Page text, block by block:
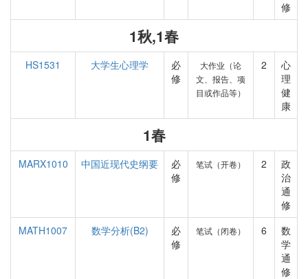
修
1秋,1春
HS1531 大学生心理学
必
修
大作业（论
文、报告、项
目或作品等）
2
心
理
健
康
1春
MARX1010 中国近现代史纲要
必
修
笔试（开卷） 2
政
治
通
修
MATH1007
数学分析(B2)
必
修
笔试（闭卷） 6
数
学
通
修